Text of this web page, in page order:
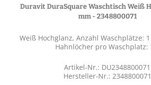
Duravit DuraSquare Waschtisch Weiß
mm - 2348800071
Weiß Hochglanz, Anzahl Waschplätze:
Hahnlöcher pro Waschplatz:
Artikel-Nr.: DU2348800071
Hersteller-Nr.: 2348800071